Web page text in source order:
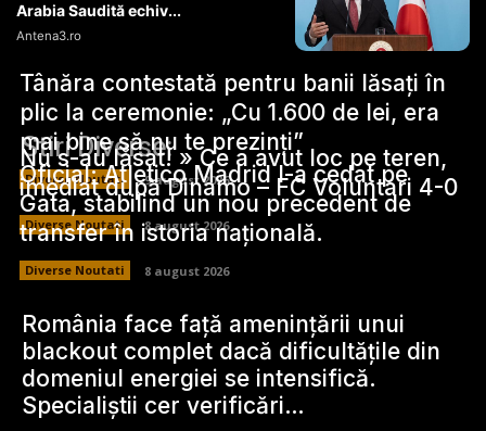
Arabia Saudită echiv...
Antena3.ro
Stiri Diverse:
Tânăra contestată pentru banii lăsați în
plic la ceremonie: „Cu 1.600 de lei, era
mai bine să nu te prezinți”
Diverse Noutati 9 august 2026
Nu s-au lăsat! » Ce a avut loc pe teren,
imediat după Dinamo – FC Voluntari 4-0
Diverse Noutati 8 august 2026
Oficial: Atletico Madrid l-a cedat pe
Gata, stabilind un nou precedent de
transfer în istoria națională.
Diverse Noutati 8 august 2026
România face față amenințării unui
blackout complet dacă dificultățile din
domeniul energiei se intensifică.
Specialiștii cer verificări…